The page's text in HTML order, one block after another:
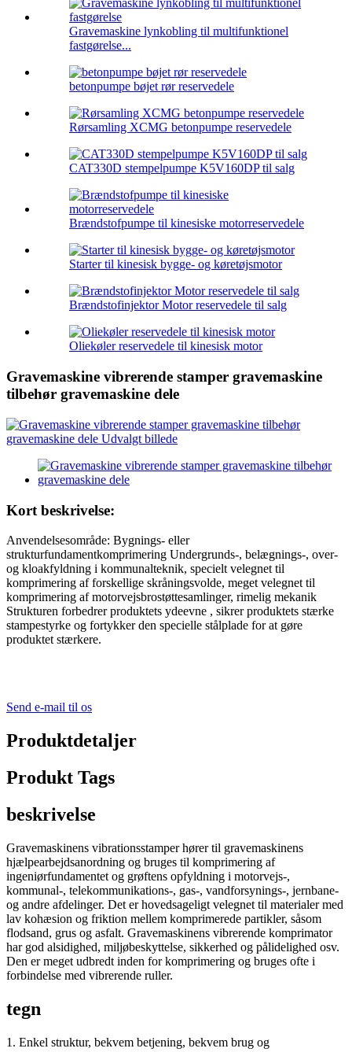
Gravemaskine lynkobling til multifunktionel
fastgørelse...
betonpumpe bøjet rør reservedele
Rørsamling XCMG betonpumpe reservedele
CAT330D stempelpumpe K5V160DP til salg
Brændstofpumpe til kinesiske motorreservedele
Starter til kinesisk bygge- og køretøjsmotor
Brændstofinjektor Motor reservedele til salg
Oliekøler reservedele til kinesisk motor
Gravemaskine vibrerende stamper gravemaskine
tilbehør gravemaskine dele
Kort beskrivelse:
Anvendelsesområde: Bygnings- eller
strukturfundamentkomprimering Undergrunds-, belægnings-, over-
og kloakfyldning i kommunalteknik, specielt velegnet til
komprimering af forskellige skråningsvolde, meget velegnet til
komprimering af motorvejsbrostøttesamlinger, rimelig mekanik
Strukturen forbedrer produktets ydeevne , sikrer produktets stærke
stampestyrke og fortykker den specielle stålplade for at gøre
produktet stærkere.
Send e-mail til os
Produktdetaljer
Produkt Tags
beskrivelse
Gravemaskinens vibrationsstamper hører til gravemaskinens
hjælpearbejdsanordning og bruges til komprimering af
ingeniørfundamentet og grøftens opfyldning i motorvejs-,
kommunal-, telekommunikations-, gas-, vandforsynings-, jernbane-
og andre afdelinger. Det er hovedsageligt velegnet til materialer med
lav kohæsion og friktion mellem komprimerede partikler, såsom
flodsand, grus og asfalt. Gravemaskinens vibrerende komprimator
har god alsidighed, miljøbeskyttelse, sikkerhed og pålidelighed osv.
Den er meget udbredt inden for komprimering og bruges ofte i
forbindelse med vibrerende ruller.
tegn
1. Enkel struktur, bekvem betjening, bekvem brug og